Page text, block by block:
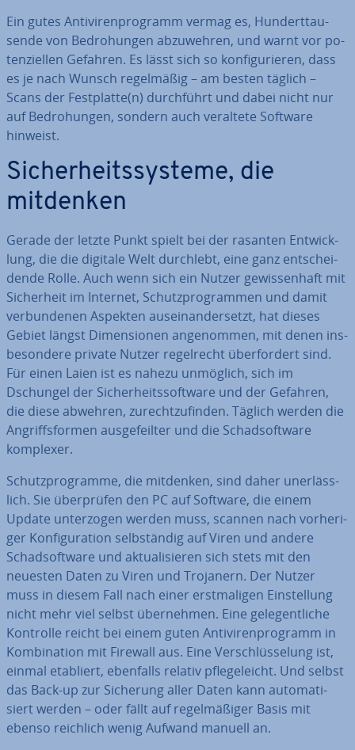
Ein gutes An­ti­vi­ren­pro­gramm vermag es, Hun­dert­tau­
sen­de von Be­dro­hun­gen ab­zu­weh­ren, und warnt vor po­
ten­zi­el­len Gefahren. Es lässt sich so kon­fi­gu­rie­ren, dass
es je nach Wunsch re­gel­mä­ßig – am besten täglich –
Scans der Fest­plat­te(n) durch­führt und dabei nicht nur
auf Be­dro­hun­gen, sondern auch veraltete Software
hinweist.
Si­cher­heits­sys­te­me, die
mitdenken
Gerade der letzte Punkt spielt bei der rasanten Ent­wick­
lung, die die digitale Welt durchlebt, eine ganz ent­schei­
den­de Rolle. Auch wenn sich ein Nutzer ge­wis­sen­haft mit
Si­cher­heit im Internet, Schutz­pro­gram­men und damit
ver­bun­de­nen Aspekten aus­ein­an­der­setzt, hat dieses
Gebiet längst Di­men­sio­nen an­ge­nom­men, mit denen ins­
be­son­de­re private Nutzer re­gel­recht über­for­dert sind.
Für einen Laien ist es nahezu unmöglich, sich im
Dschungel der Si­cher­heits­soft­ware und der Gefahren,
die diese abwehren, zu­recht­zu­fin­den. Täglich werden die
An­griffs­for­men aus­ge­feil­ter und die Schad­soft­ware
komplexer.
Schutz­pro­gram­me, die mitdenken, sind daher un­er­läss­
lich. Sie über­prü­fen den PC auf Software, die einem
Update un­ter­zo­gen werden muss, scannen nach vor­he­ri­
ger Kon­fi­gu­ra­ti­on selb­stän­dig auf Viren und andere
Schad­soft­ware und ak­tua­li­sie­ren sich stets mit den
neuesten Daten zu Viren und Trojanern. Der Nutzer
muss in diesem Fall nach einer erst­ma­li­gen Ein­stel­lung
nicht mehr viel selbst über­neh­men. Eine ge­le­gent­li­che
Kontrolle reicht bei einem guten An­ti­vi­ren­pro­gramm in
Kom­bi­na­ti­on mit Firewall aus. Eine Ver­schlüs­se­lung ist,
einmal etabliert, ebenfalls relativ pfle­ge­leicht. Und selbst
das Back-up zur Sicherung aller Daten kann au­to­ma­ti­
siert werden – oder fällt auf re­gel­mä­ßi­ger Basis mit
ebenso reichlich wenig Aufwand manuell an.